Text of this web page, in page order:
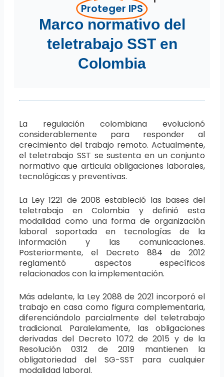
Proteger IPS
Marco normativo del
teletrabajo SST en
Colombia
La regulación colombiana evolucionó
considerablemente para responder al
crecimiento del trabajo remoto. Actualmente,
el teletrabajo SST se sustenta en un conjunto
normativo que articula obligaciones laborales,
tecnológicas y preventivas.
La Ley 1221 de 2008 estableció las bases del
teletrabajo en Colombia y definió esta
modalidad como una forma de organización
laboral soportada en tecnologías de la
información y las comunicaciones.
Posteriormente, el Decreto 884 de 2012
reglamentó aspectos específicos
relacionados con la implementación.
Más adelante, la Ley 2088 de 2021 incorporó el
trabajo en casa como figura complementaria,
diferenciándolo parcialmente del teletrabajo
tradicional. Paralelamente, las obligaciones
derivadas del Decreto 1072 de 2015 y de la
Resolución 0312 de 2019 mantienen la
obligatoriedad del SG-SST para cualquier
modalidad laboral.